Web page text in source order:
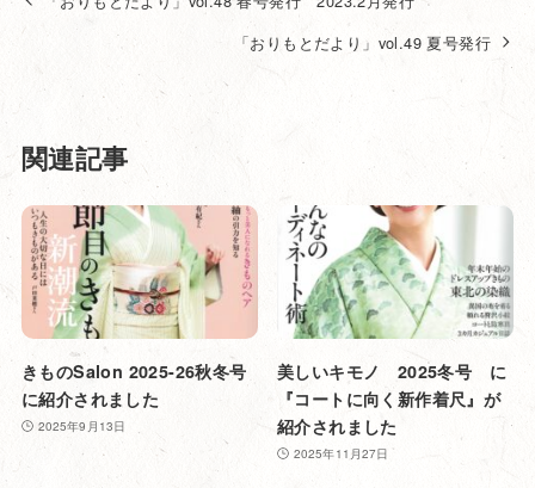
「おりもとだより」vol.49 夏号発行
関連記事
きものSalon 2025-26秋冬号
に紹介されました
2025年9月13日
美しいキモノ 2025冬号 に
『コートに向く新作着尺』が
紹介されました
2025年11月27日